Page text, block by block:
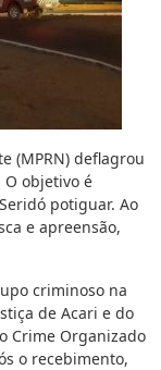
(MPRN) deflagrou
O objetivo é
potiguar. Ao
e apreensão,
criminoso na
de Acari e do
Crime Organizado
o recebimento,